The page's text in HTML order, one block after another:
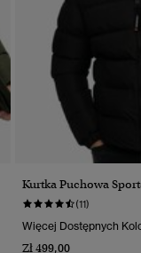
Kurtka Puchowa
(11)
Więcej Dostępnych
Zł 499,00